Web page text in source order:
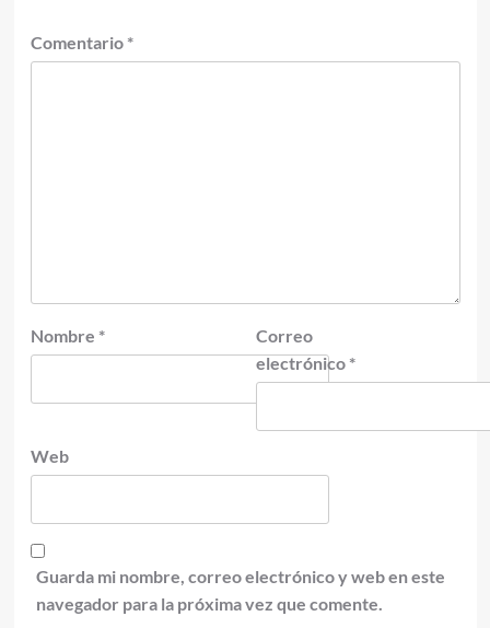
Comentario *
Nombre *
Correo
electrónico *
Web
Guarda mi nombre, correo electrónico y web en este
navegador para la próxima vez que comente.